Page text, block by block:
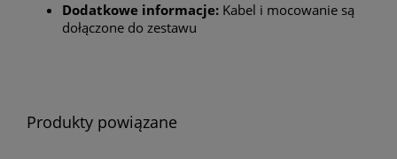
Dodatkowe informacje: Kabel i mocowanie są
dołączone do zestawu
Produkty powiązane